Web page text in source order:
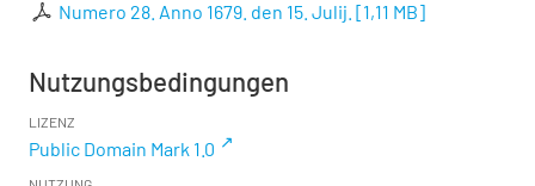
Numero 28. Anno 1679. den 15. Julij. [1,11 MB]
Nutzungsbedingungen
LIZENZ
Public Domain Mark 1.0